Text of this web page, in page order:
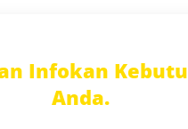
Infokan
Anda.